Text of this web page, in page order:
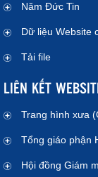
Năm Đức Tin
Dữ liệu Website
Tải file
LIÊN KẾT
Trang hình xưa
Tổng giáo phận
Hội đồng Giám